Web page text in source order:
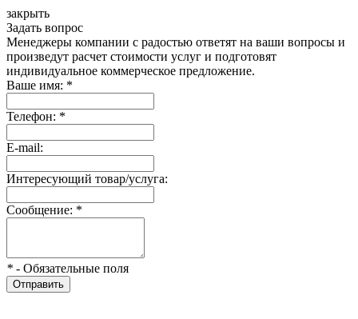
закрыть
Задать вопрос
Менеджеры компании с радостью ответят на ваши вопросы и
произведут расчет стоимости услуг и подготовят
индивидуальное коммерческое предложение.
Ваше имя: *
Телефон: *
E-mail:
Интересующий товар/услуга:
Сообщение: *
* - Обязательные поля
Отправить